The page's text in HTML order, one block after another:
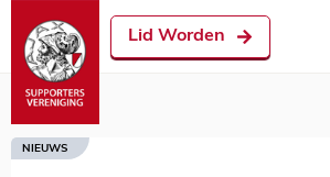
Lid Worden
NIEUWS